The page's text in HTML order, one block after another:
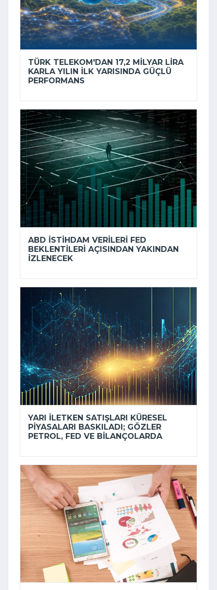
TÜRK TELEKOM'DAN 17,2 MILYAR LIRA
KARLA YILIN ILK YARISINDA GÜÇLÜ
PERFORMANS
ABD ISTIHDAM VERILERI FED
BEKLENTILERI AÇISINDAN YAKINDAN
IZLENECEK
YARI ILETKEN SATIŞLARI KÜRESEL
PIYASALARI BASKILADI; GÖZLER
PETROL, FED VE BILANÇOLARDA